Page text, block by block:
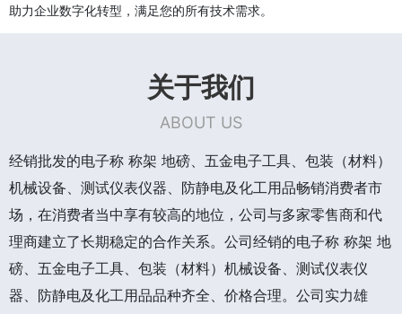
助力企业数字化转型，满足您的所有技术需求。
关于我们
ABOUT US
经销批发的电子称 称架 地磅、五金电子工具、包装（材料）
机械设备、测试仪表仪器、防静电及化工用品畅销消费者市
场，在消费者当中享有较高的地位，公司与多家零售商和代
理商建立了长期稳定的合作关系。公司经销的电子称 称架 地
磅、五金电子工具、包装（材料）机械设备、测试仪表仪
器、防静电及化工用品品种齐全、价格合理。公司实力雄